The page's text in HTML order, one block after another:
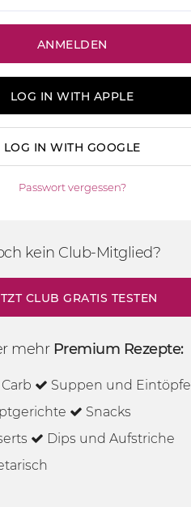
LOG IN WITH APPLE
LOG IN WITH GOOGLE
Passwort vergessen?
kein Club-Mitglied?
CLUB GRATIS TESTEN
mehr Premium Rezepte:
Suppen und Eintöpfe
Snacks
Dips und Aufstriche